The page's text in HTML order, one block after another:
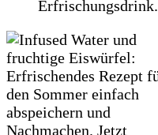
Erfrischungsdrink.